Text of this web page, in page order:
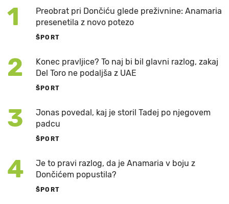
1
Preobrat pri Dončiću glede preživnine: Anamaria
presenetila z novo potezo
ŠPORT
2
Konec pravljice? To naj bi bil glavni razlog, zakaj
Del Toro ne podaljša z UAE
ŠPORT
3
Jonas povedal, kaj je storil Tadej po njegovem
padcu
ŠPORT
4
Je to pravi razlog, da je Anamaria v boju z
Dončićem popustila?
ŠPORT